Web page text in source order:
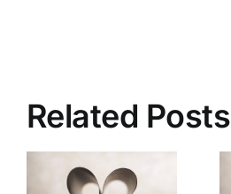
Related Posts